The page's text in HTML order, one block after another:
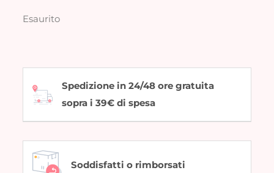
Esaurito
Spedizione in 24/48 ore gratuita
sopra i 39€ di spesa
Soddisfatti o rimborsati